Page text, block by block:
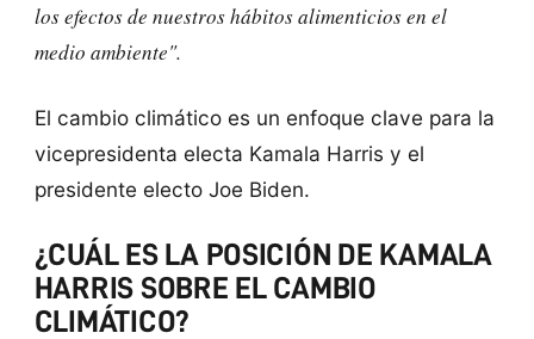
los efectos de nuestros hábitos alimenticios en el
medio ambiente".
El cambio climático es un enfoque clave para la
vicepresidenta electa Kamala Harris y el
presidente electo Joe Biden.
¿CUÁL ES LA POSICIÓN DE KAMALA
HARRIS SOBRE EL CAMBIO
CLIMÁTICO?